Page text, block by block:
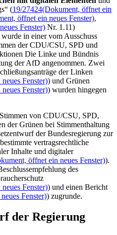
(19/27424(Dokument, öffnet ein
öffnet ein neues Fenster),
Fenster) Nr. 1.11)
in einer vom Ausschuss
der CDU/CSU, SPD und
Die Linke und Bündnis
der AfD angenommen. Zwei
der Linken
Fenster)) und Grünen
Fenster)) wurden hingegen
von CDU/CSU, SPD,
der Grünen bei Stimmenthaltung
der Bundesregierung zur
vertragsrechtliche
Inhalte und digitaler
öffnet ein neues Fenster)).
des
Fenster)) und einen Bericht
Fenster)) zugrunde.
der Regierung